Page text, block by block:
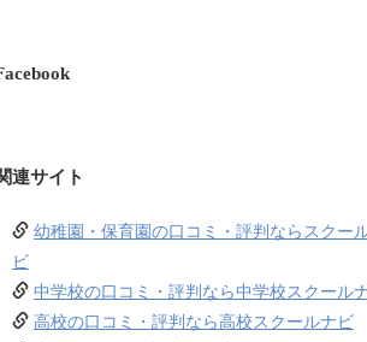
連サイト
幼稚園・保育園の口コミ・評判ならスクー
ビ
中学校の口コミ・評判なら中学校スクール
高校の口コミ・評判なら高校スクールナビ